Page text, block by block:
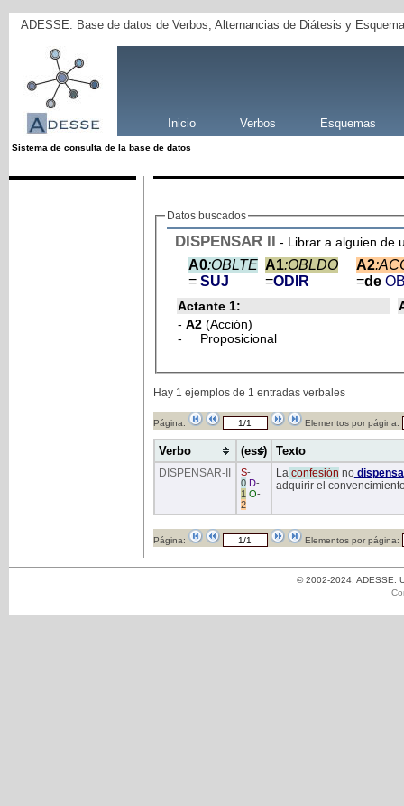
ADESSE: Base de datos de Verbos, Alternancias de Diátesis y
Inicio Verbos Esquemas
Sistema de consulta de la base de datos
Datos buscados
DISPENSAR II - Librar a alguien de
A0:OBLTE
= SUJ
A1:OBLDO
=ODIR
A2
=de
Actante 1:
- A2 (Acción)
- Proposicional
Hay 1 ejemplos de 1 entradas verbales
Página: Elementos por página:
Verbo (ess) Texto
DISPENSAR-II S-
0 D-
1 O-
2
Laconfesión nodispensa
adquirir el
Página: Elementos por página:
© 2002-2024: ADESSE.